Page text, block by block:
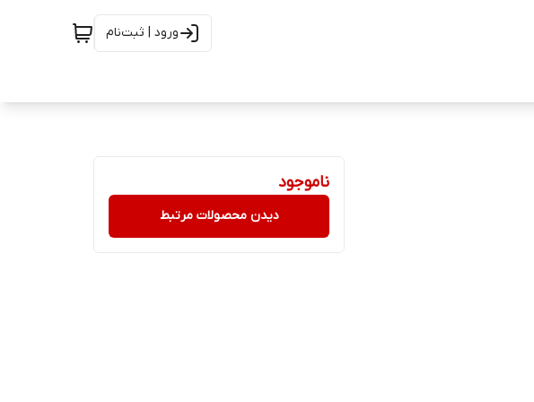
ورود | ثبت‌نام
ناموجود
دیدن محصولات مرتبط